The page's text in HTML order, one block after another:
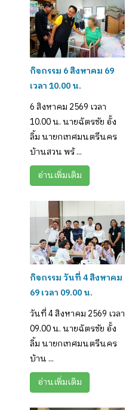
กิจกรรม 6 สิงหาคม 69
เวลา 10.00 น.
6 สิงหาคม 2569 เวลา
10.00 น. นายฉัตรชัย อั้ง
ลิ้ม นายกเทศมนตรีนคร
บ้านสวน พร้ ...
อ่านเพิ่มเติม
กิจกรรม วันที่ 4 สิงหาคม
69 เวลา 09.00 น.
วันที่ 4 สิงหาคม 2569 เวลา
09.00 น. นายฉัตรชัย อั้ง
ลิ้ม นายกเทศมนตรีนคร
บ้าน ...
อ่านเพิ่มเติม